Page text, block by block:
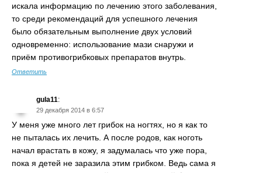
искала информацию по лечению этого заболевания,
то среди рекомендаций для успешного лечения
было обязательным выполнение двух условий
одновременно: использование мази снаружи и
приём противогрибковых препаратов внутрь.
Ответить
gula11:
29 декабря 2014 в 6:57
У меня уже много лет грибок на ногтях, но я как то
не пыталась их лечить. А после родов, как ноготь
начал врастать в кожу, я задумалась что уже пора,
пока я детей не заразила этим грибком. Ведь сама я